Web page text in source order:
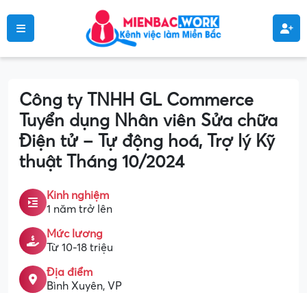
Công ty TNHH GL Commerce
Tuyển dụng Nhân viên Sửa chữa
Điện tử – Tự động hoá, Trợ lý Kỹ
thuật Tháng 10/2024
Kinh nghiệm
1 năm trở lên
Mức lương
Từ 10-18 triệu
Địa điểm
Bình Xuyên, VP